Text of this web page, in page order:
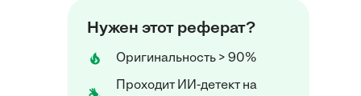
Нужен этот реферат?
Оригинальность > 90%
Проходит ИИ-детект на